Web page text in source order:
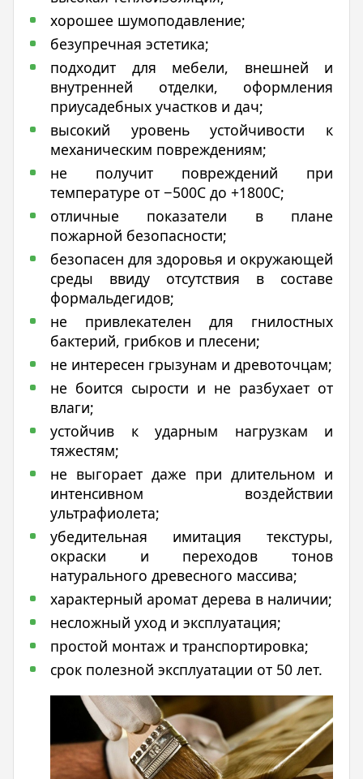
хорошее шумоподавление;
безупречная эстетика;
подходит для мебели, внешней и
внутренней отделки, оформления
приусадебных участков и дач;
высокий уровень устойчивости к
механическим повреждениям;
не получит повреждений при
температуре от −500С до +1800С;
отличные показатели в плане
пожарной безопасности;
безопасен для здоровья и окружающей
среды ввиду отсутствия в составе
формальдегидов;
не привлекателен для гнилостных
бактерий, грибков и плесени;
не интересен грызунам и древоточцам;
не боится сырости и не разбухает от
влаги;
устойчив к ударным нагрузкам и
тяжестям;
не выгорает даже при длительном и
интенсивном воздействии
ультрафиолета;
убедительная имитация текстуры,
окраски и переходов тонов
натурального древесного массива;
характерный аромат дерева в наличии;
несложный уход и эксплуатация;
простой монтаж и транспортировка;
срок полезной эксплуатации от 50 лет.